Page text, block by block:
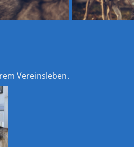
Vereinsleben.